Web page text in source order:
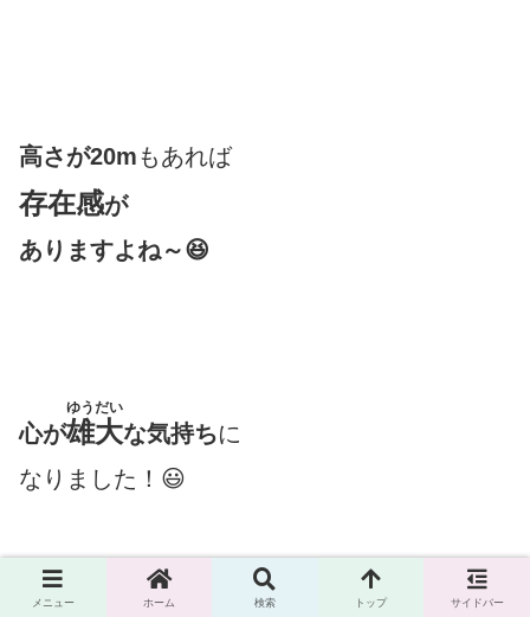
高さが20mもあれば
存在感が
ありますよね～😆
心が雄大
ゆうだい
な気持ちに
なりました！😃
メニュー ホーム 検索 トップ サイドバー